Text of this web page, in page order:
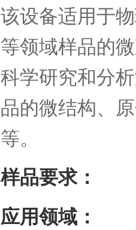
该设备适用于
等领域样品的
科学研究和分
品的微结构、
等。
样品要求：
应用领域：